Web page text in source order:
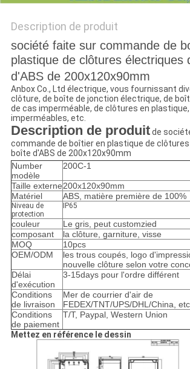
Description de produit
société faite sur commande de
plastique de clôtures électriques
d'ABS de 200x120x90mm
Anbox Co., Ltd électrique, vous fournissant
clôture, de boîte de jonction électrique, de
de cas imperméable, de clôtures en
imperméables, etc.
Description de produitde
commande de boîtier en plastique de
boîte d'ABS de 200x120x90mm
Number
modèle
200C-1
Taille externe200x120x90mm
Matériel
ABS, matière première de 100%
Niveau de
protection
IP65
couleur
Le gris, peut customzied
composant
la clôture, garniture, visse
MOQ
10pcs
OEM/ODM
les trous coupés, logo
nouvelle clôture selon votre
Délai
d'exécution
3-15days pour l'ordre différent
Conditions
de livraison
Mer de courrier d'air de
FEDEX/TNT/UPS/DHL/China,
Conditions
de paiement
T/T, Paypal, Western Union
Mettez en référence le dessin